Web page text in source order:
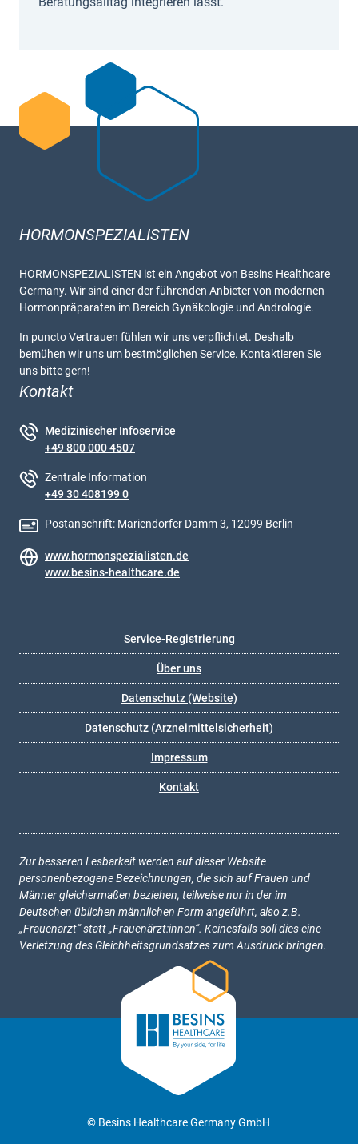
HORMONSPEZIALISTEN
HORMONSPEZIALISTEN ist ein Angebot von Besins Healthcare
Germany. Wir sind einer der führenden Anbieter von modernen
Hormonpräparaten im Bereich Gynäkologie und Andrologie.
In puncto Vertrauen fühlen wir uns verpflichtet. Deshalb
bemühen wir uns um bestmöglichen Service. Kontaktieren Sie
uns bitte gern!
Kontakt
Medizinischer Infoservice
+49 800 000 4507
Zentrale Information
+49 30 408199 0
Postanschrift: Mariendorfer Damm 3, 12099 Berlin
www.hormonspezialisten.de
www.besins-healthcare.de
Service-Registrierung
Über uns
Datenschutz (Website)
Datenschutz (Arzneimittelsicherheit)
Impressum
Kontakt
Zur besseren Lesbarkeit werden auf dieser Website
personenbezogene Bezeichnungen, die sich auf Frauen und
Männer gleichermaßen beziehen, teilweise nur in der im
Deutschen üblichen männlichen Form angeführt, also z.B.
„Frauenarzt“ statt „Frauenärzt:innen“. Keinesfalls soll dies eine
Verletzung des Gleichheitsgrundsatzes zum Ausdruck bringen.
© Besins Healthcare Germany GmbH